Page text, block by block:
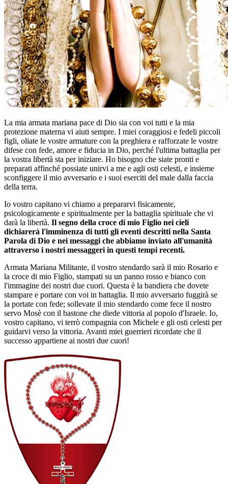
La mia armata mariana pace di Dio sia con voi tutti e la mia
protezione materna vi aiuti sempre. I miei coraggiosi e fedeli piccoli
figli, oliate le vostre armature con la preghiera e rafforzate le vostre
difese con fede, amore e fiducia in Dio, perché l'ultima battaglia per
la vostra libertà sta per iniziare. Ho bisogno che siate pronti e
preparati affinché possiate unirvi a me e agli osti celesti, e insieme
sconfiggere il mio avversario e i suoi eserciti del male dalla faccia
della terra.
Io vostro capitano vi chiamo a prepararvi fisicamente,
psicologicamente e spiritualmente per la battaglia spirituale che vi
darà la libertà. Il segno della croce di mio Figlio nei cieli
dichiarerà l'imminenza di tutti gli eventi descritti nella Santa
Parola di Dio e nei messaggi che abbiamo inviato all'umanità
attraverso i nostri messaggeri in questi tempi recenti.
Armata Mariana Militante, il vostro stendardo sarà il mio Rosario e
la croce di mio Figlio, stampati su un panno rosso e bianco con
l'immagine dei nostri due cuori. Questa è la bandiera che dovete
stampare e portare con voi in battaglia. Il mio avversario fuggirà se
la portate con fede; sollevate il mio stendardo come fece il nostro
servo Mosè con il bastone che diede vittoria al popolo d'Israele. Io,
vostro capitano, vi terrò compagnia con Michele e gli osti celesti per
guidarvi verso la vittoria. Avanti miei guerrieri ricordate che il
successo appartiene ai nostri due cuori!